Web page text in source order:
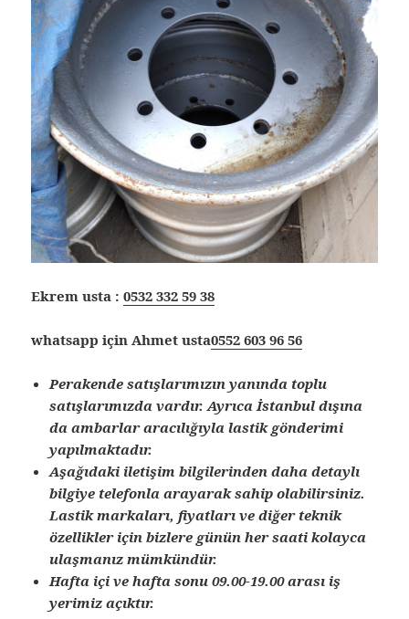
Ekrem usta :0532 332 59 38
whatsapp için Ahmet usta0552 603 96 56
Perakende satışlarımızın yanında toplu
satışlarımızda vardır. Ayrıca İstanbul dışına
da ambarlar aracılığıyla lastik gönderimi
yapılmaktadır.
Aşağıdaki iletişim bilgilerinden daha detaylı
bilgiye telefonla arayarak sahip olabilirsiniz.
Lastik markaları, fiyatları ve diğer teknik
özellikler için bizlere günün her saati kolayca
ulaşmanız mümkündür.
Hafta içi ve hafta sonu 09.00-19.00 arası iş
yerimiz açıktır.